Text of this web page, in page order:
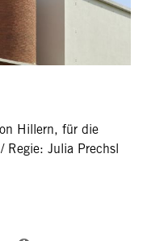
Hillern, für die
Regie: Julia Prechsl